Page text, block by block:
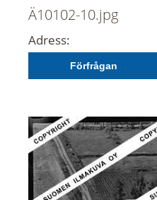
Ä10102-10.jpg
Adress:
Förfrågan